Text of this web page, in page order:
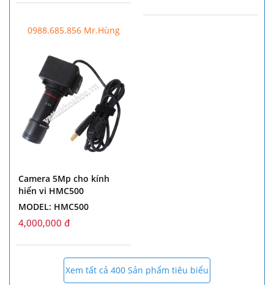
0988.685.856 Mr.Hùng
Camera 5Mp cho kính
hiển vi HMC500
MODEL: HMC500
4,000,000 đ
Xem tất cả 400 Sản phẩm tiêu biểu